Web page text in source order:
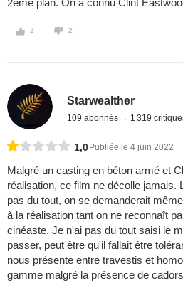
2ème plan. On a connu Clint
2 2
Starwealther
109 abonnés 1 319
1,0 Publiée le 4 juin 2022
Malgré un casting en béton armé et
réalisation, ce film ne décolle jamais.
pas du tout, on se demanderait
à la réalisation tant on ne reconnaît
cinéaste. Je n'ai pas du tout saisi le
passer, peut être qu'il fallait être
nous présente entre travestis et
gamme malgré la présence de